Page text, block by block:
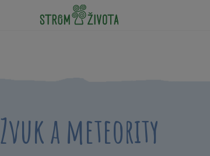
Zvuk a meteority